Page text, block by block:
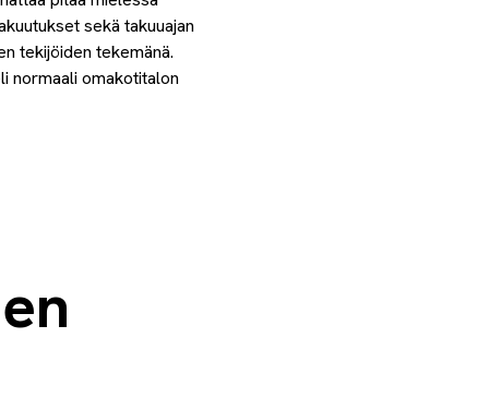
sekä takuuajan
tekijöiden tekemänä.
normaali omakotitalon